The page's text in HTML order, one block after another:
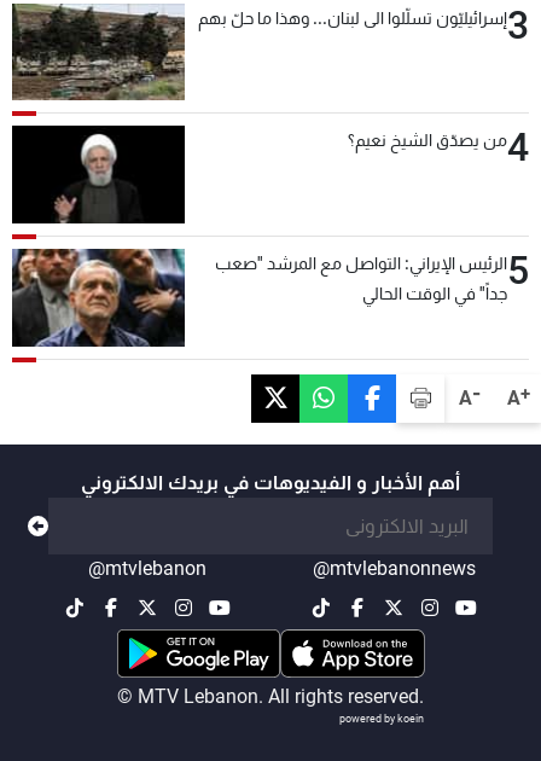
A+
A-
3إسرائيليّون تسلّلوا الى لبنان... وهذا ما حلّ بهم
4من يصدّق الشيخ نعيم؟
5الرئيس الإيراني: التواصل مع المرشد "صعب
جداً" في الوقت الحالي
أهم الأخبار و الفيديوهات في بريدك الالكتروني
@mtvlebanonnews
@mtvlebanon
© MTV Lebanon. All rights reserved.
powered by koein